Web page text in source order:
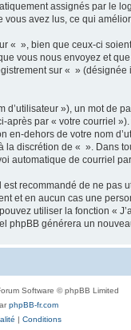
assignés par le
avez lus, ce qui
« », bien que ceux-ci
vous nous envoyez et
sur « »
»), un mot de
par « votre courriel
dehors de votre nom
discrétion de « ». Dans
automatique de courriel
recommandé de ne
et en aucun cas une
utiliser la fonction «
générera un
Software © phpBB Limited
phpBB-fr.com
| Conditions